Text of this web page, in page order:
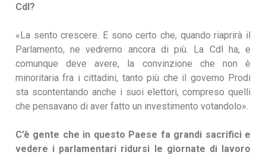
Cdl?
«La sento crescere. E sono certo che, quando riaprirà il
Parlamento, ne vedremo ancora di più. La Cdl ha, e
comunque deve avere, la convinzione che non è
minoritaria fra i cittadini, tanto più che il governo Prodi
sta scontentando anche i suoi elettori, compreso quelli
che pensavano di aver fatto un investimento votandolo».
C’è gente che in questo Paese fa grandi sacrifici e
vedere i parlamentari ridursi le giornate di lavoro